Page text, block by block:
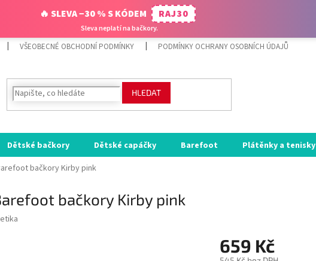
VŠEOBECNÉ OBCHODNÍ PODMÍNKY PODMÍNKY OCHRANY OSOBNÍCH ÚDAJŮ
HLEDAT
Dětské bačkory Dětské capáčky Barefoot Plátěnky a tenisky
bačkory Kirby pink
bačkory Kirby pink
659 Kč
🔥 SLEVA −30 % S KÓDEM RAJ30
Sleva neplatí na bačkory.